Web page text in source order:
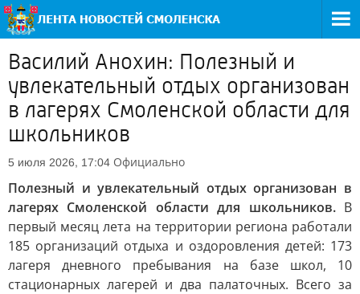
Василий Анохин: Полезный и
увлекательный отдых организован
в лагерях Смоленской области для
школьников
5 июля 2026, 17:04 Официально
Полезный и увлекательный отдых организован в
лагерях Смоленской области для школьников.В
первый месяц лета на территории региона работали
185 организаций отдыха и оздоровления детей: 173
лагеря дневного пребывания на базе школ, 10
стационарных лагерей и два палаточных. Всего за